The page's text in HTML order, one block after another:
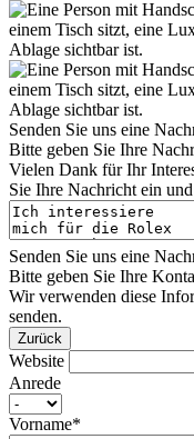
Senden Sie uns eine
Bitte geben Sie Ihre
Vielen Dank für Ihr
Sie Ihre Nachricht ein
Senden Sie uns eine
Bitte geben Sie Ihre
Wir verwenden diese
senden.
Zurück
Website
Anrede
Vorname*